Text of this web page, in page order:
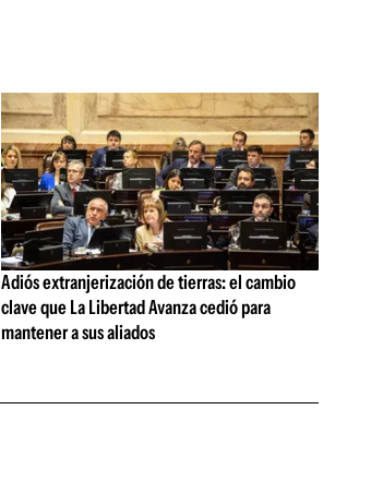
Adiós extranjerización de tierras: el cambio
clave que La Libertad Avanza cedió para
mantener a sus aliados